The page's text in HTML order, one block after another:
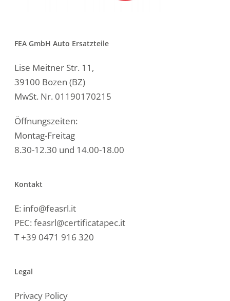
FEA GmbH Auto Ersatzteile
Lise Meitner Str. 11,
39100 Bozen (BZ)
MwSt. Nr. 01190170215
Öffnungszeiten:
Montag-Freitag
8.30-12.30 und 14.00-18.00
Kontakt
E: info@feasrl.it
PEC: feasrl@certificatapec.it
T+39 0471 916 320
Legal
Privacy Policy